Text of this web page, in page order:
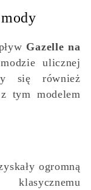
Gazelle na
ulicznej
się również
tym modelem
ogromną